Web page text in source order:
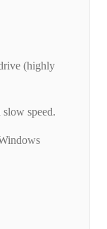
(highly
speed.